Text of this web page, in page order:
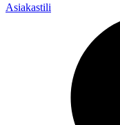
Asiakastili